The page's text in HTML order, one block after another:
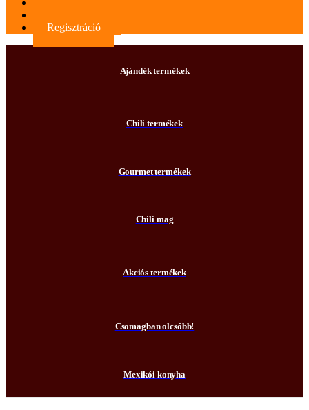
Regisztráció
Ajándék termékek
Chili termékek
Gourmet termékek
Chili mag
Akciós termékek
Csomagban olcsóbb!
Mexikói konyha